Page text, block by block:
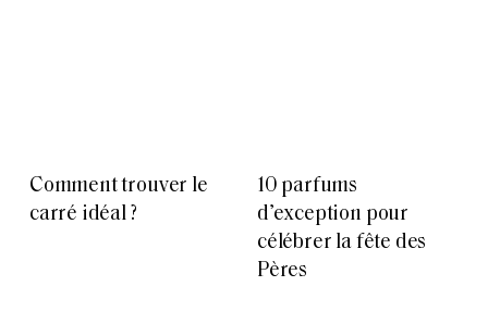
Comment trouver le
carré idéal ?
10 parfums
d’exception pour
célébrer la fête des
Pères